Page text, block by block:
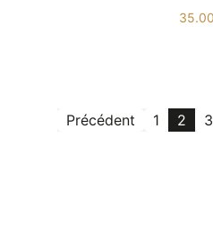
35.00
Précédent 1 2 3